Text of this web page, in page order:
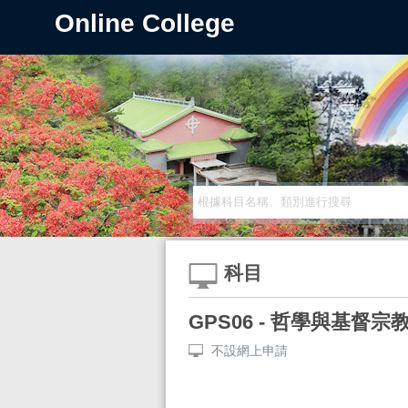
Online College
科目
GPS06 - 哲學與基督宗
不設網上申請